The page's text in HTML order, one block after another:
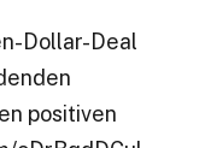
Dollar-Deal
positiven